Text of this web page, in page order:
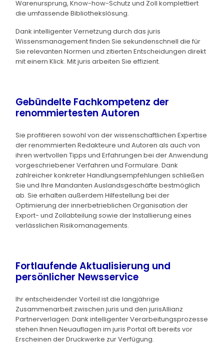
Warenursprung, Know-how-Schutz und Zoll komplettiert
die umfassende Bibliothekslösung.
Dank intelligenter Vernetzung durch das juris
Wissensmanagement finden Sie sekundenschnell die für
Sie relevanten Normen und zitierten Entscheidungen direkt
mit einem Klick. Mit juris arbeiten Sie effizient.
Gebündelte Fachkompetenz der
renommiertesten Autoren
Sie profitieren sowohl von der wissenschaftlichen Expertise
der renommierten Redakteure und Autoren als auch von
ihren wertvollen Tipps und Erfahrungen bei der Anwendung
vorgeschriebener Verfahren und Formulare. Dank
zahlreicher konkreter Handlungsempfehlungen schließen
Sie und Ihre Mandanten Auslandsgeschäfte bestmöglich
ab. Sie erhalten außerdem Hilfestellung bei der
Optimierung der innerbetrieblichen Organisation der
Export- und Zollabteilung sowie der Installierung eines
verlässlichen Risikomanagements.
Fortlaufende Aktualisierung und
persönlicher Newsservice
Ihr entscheidender Vorteil ist die langjährige
Zusammenarbeit zwischen juris und den jurisAllianz
Partnerverlagen: Dank intelligenter Verarbeitungsprozesse
stehen Ihnen Neuauflagen im juris Portal oft bereits vor
Erscheinen der Druckwerke zur Verfügung.